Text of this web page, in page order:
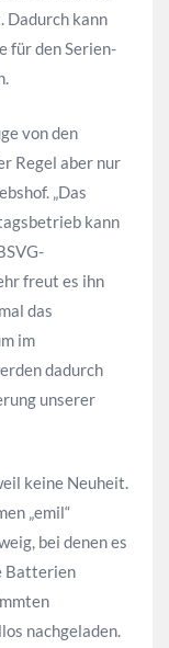
Dadurch kann
für den Serien-
von den
Regel aber nur
„Das
kann
freut es ihn
das
im
dadurch
unserer
keine Neuheit.
„emil“
bei denen es
Batterien
nachgeladen.